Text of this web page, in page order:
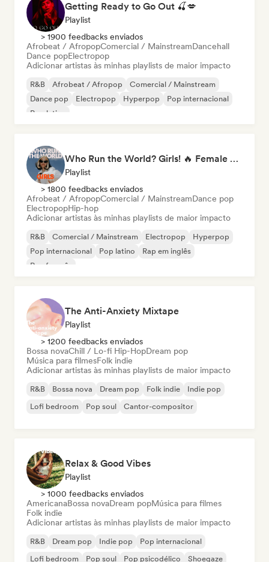
Getting Ready to Go Out 🍒💋
Playlist
> 1900 feedbacks enviados
Afrobeat / AfropopComercial / MainstreamDancehall
Dance popElectropop
Adicionar artistas às minhas playlists de maior impacto
R&B Afrobeat / Afropop
Comercial / Mainstream
Dance pop
Electropop Hyperpop
Pop internacional
Pop latino
Who Run the World? Girls! 🔥 Female Empowerment Pop & Girl-Power Anthems
Playlist
> 1800 feedbacks enviados
Afrobeat / AfropopComercial / MainstreamDance pop
ElectropopHip-hop
Adicionar artistas às minhas playlists de maior impacto
R&B Comercial / Mainstream Electropop
Hyperpop
Pop internacional
Pop latino
Rap em inglês
Rap francês
The Anti-Anxiety Mixtape
Playlist
> 1200 feedbacks enviados
Bossa novaChill / Lo-fi Hip-HopDream pop
Música para filmesFolk indie
Adicionar artistas às minhas playlists de maior impacto
R&B Bossa nova Dream pop Folk indie
Indie pop
Lofi bedroom
Pop soul Cantor-compositor
Relax & Good Vibes
Playlist
> 1000 feedbacks enviados
AmericanaBossa novaDream popMúsica para filmes
Folk indie
Adicionar artistas às minhas playlists de maior impacto
R&B Dream pop Indie pop
Pop internacional
Lofi bedroom
Pop soul Pop psicodélico Shoegaze